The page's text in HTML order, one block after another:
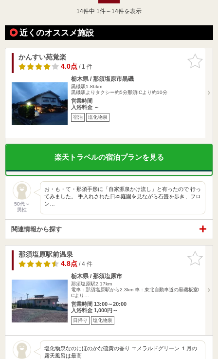
14件中 1件～14件を表示
近くのオススメ施設
お気に入
りに追加
かんすい苑覚楽
4.0点/ 1 件
栃木県 / 那須塩原市黒磯
黒磯駅1.86km
黒磯駅よりタクシー約5分那須ICより約10分
営業時間
入浴料金 ～
宿泊 塩化物泉
楽天トラベルの宿泊プランを見る
50代～
男性
お・も・て・那須手形に「自家源泉かけ流し」と有ったので 行っ
てみました。 手入れされた日本庭園を見ながら石畳を歩き、フロ
ン…
関連情報から探す
お気に入
りに追加
那須塩原駅前温泉
4.8点/ 4 件
栃木県 / 那須塩原市
那須塩原駅2.17km
電車：那須塩原駅から2.3km 車：東北自動車道の黒磯板室I
Cより…
営業時間 13:00～20:00
入浴料金 1,000円～
日帰り 塩化物泉
塩化物泉なのにほのかな硫黄の香り エメラルドグリーン １月の
露天風呂は最高